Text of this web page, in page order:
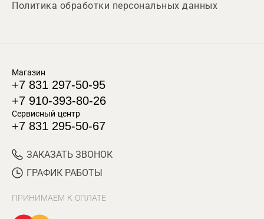
Политика обработки персональных данных
Магазин
+7 831 297-50-95
+7 910-393-80-26
Сервисный центр
+7 831 295-50-67
ЗАКАЗАТЬ ЗВОНОК
ГРАФИК РАБОТЫ
ПРИНИМАЕМ К ОПЛАТЕ